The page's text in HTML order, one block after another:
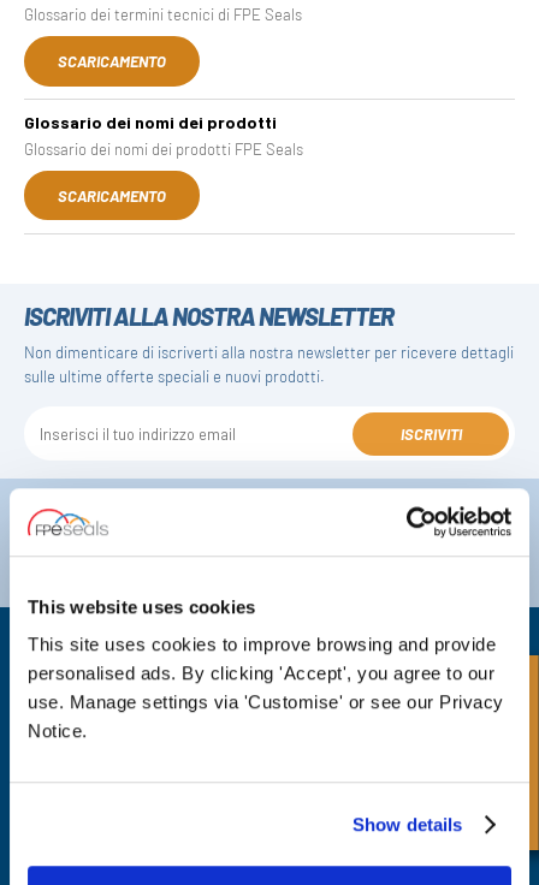
This website uses cookies
This site uses cookies to improve browsing and provide
personalised ads. By clicking 'Accept', you agree to our
use. Manage settings via 'Customise' or see our Privacy
Notice.
Show details
Glossario dei termini tecnici di FPE Seals
SCARICAMENTO
Glossario dei nomi dei prodotti
Glossario dei nomi dei prodotti FPE Seals
SCARICAMENTO
ISCRIVITI ALLA NOSTRA NEWSLETTER
Non dimenticare di iscriverti alla nostra newsletter per ricevere dettagli
sulle ultime offerte speciali e nuovi prodotti.
ISCRIVITI
Darlington
Telefono:
+44 (0) 1302727252
Barrington Way,
Richiesta Veloce